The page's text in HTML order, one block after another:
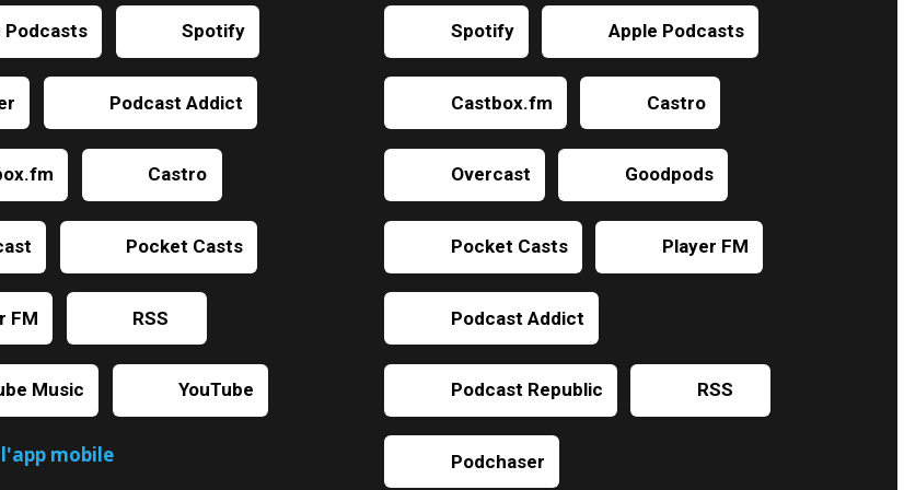
Podcasts Spotify
Podcast Addict
Castro
Pocket Casts
FM RSS
Music YouTube
mobile
Spotify Apple Podcasts
Castbox.fm Castro
Overcast Goodpods
Pocket Casts Player FM
Podcast Addict
Podcast Republic RSS
Podchaser